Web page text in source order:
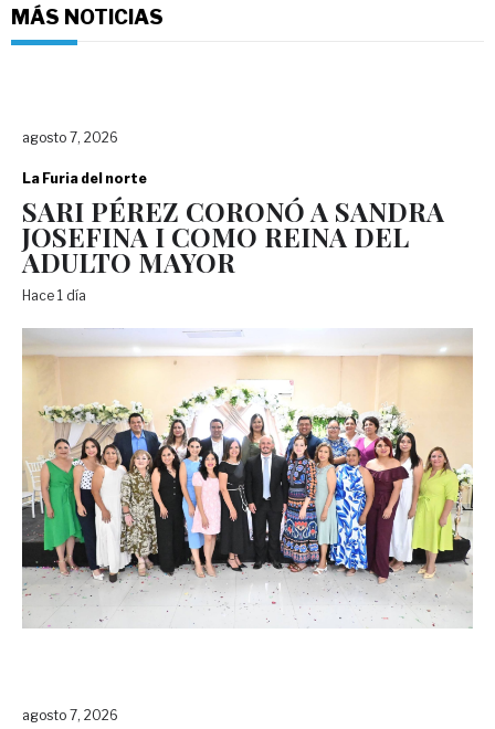
MÁS NOTICIAS
agosto 7, 2026
La Furia del norte
SARI PÉREZ CORONÓ A SANDRA
JOSEFINA I COMO REINA DEL
ADULTO MAYOR
Hace 1 día
agosto 7, 2026